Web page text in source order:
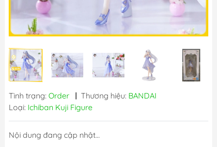
Tình trạng: Order | Thương hiệu: BANDAI
Loại: Ichiban Kuji Figure
Nội dung đang cập nhật...